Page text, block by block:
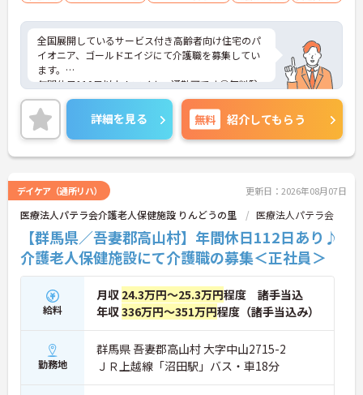
全国展開しているサービス付き高齢者向け住宅のパ
イオニア、ゴールドエイジにて介護職を募集してい
ます。
年間休日110日以上！マイカー通勤可です◎無料駐
車場あり！働きやすい環境づくりに努めています。
ご興味ある方には、面接対策ポイントなど、さらに
詳細をお話しいたしますのでお気軽にご相談くださ
い！
詳細を見る 無料 紹介してもらう
デイケア（通所リハ） 更新日：2026年08月07日
医療法人パテラ会介護老人保健施設 りんどうの里 医療法人パテラ会
【群馬県／吾妻郡高山村】年間休日112日あり♪
介護老人保健施設にて介護職の募集＜正社員＞
給料
月収 24.3万円～25.3万円程度 諸手当込
年収336万円～351万円程度（諸手当込み）
勤務地
群馬県 吾妻郡高山村 大字中山2715-2
ＪＲ上越線「沼田駅」バス・車18分